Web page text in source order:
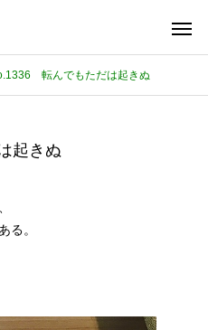
転んでもただは起きぬ
起きぬ
る。